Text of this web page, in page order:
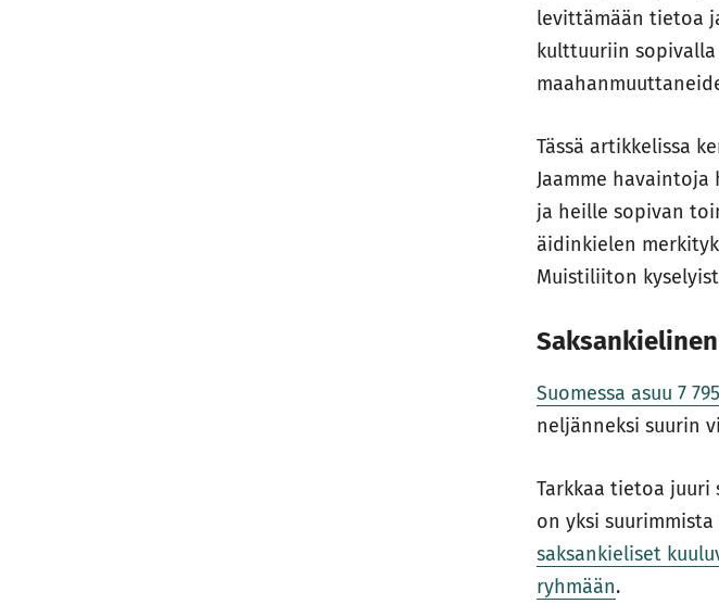
levittämään tietoa
kulttuuriin
Tässä artikkelissa
Jaamme
ja heille sopivan
äidinkielen
Muistiliiton
Suomessa asuu 7
neljänneksi suurin
Tarkkaa tietoa juuri
on yksi
saksankieliset
ryhmään.